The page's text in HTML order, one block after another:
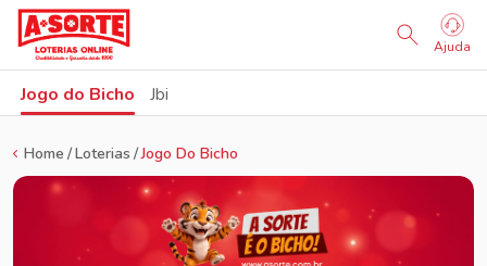
Ajuda
Jogo do Bicho Jbi
Home Loterias Jogo Do Bicho